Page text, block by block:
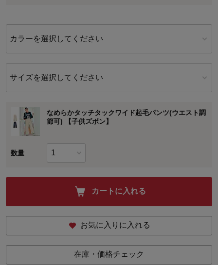
カラーを選択してください
サイズを選択してください
なめらかタッチタックワイド起毛パンツ(ウエスト調
節可) 【子供ズボン】
数量
カートに入れる
お気に入りに入れる
在庫・価格チェック